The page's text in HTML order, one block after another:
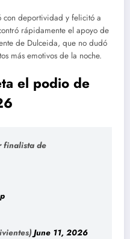
con deportividad y felicitó a
rápidamente el apoyo de
de Dulceida, que no dudó
más emotivos de la noche.
el podio de
finalista de
June 11, 2026